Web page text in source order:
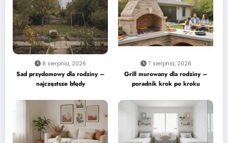
8 sierpnia, 2026
Sad przydomowy dla rodziny –
najczęstsze błędy
7 sierpnia, 2026
Grill murowany dla rodziny –
poradnik krok po kroku